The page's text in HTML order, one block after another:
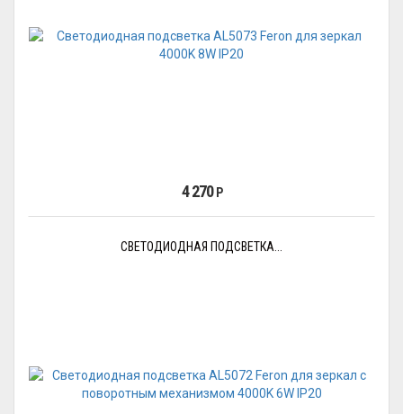
4 270 Р
СВЕТОДИОДНАЯ ПОДСВЕТКА...